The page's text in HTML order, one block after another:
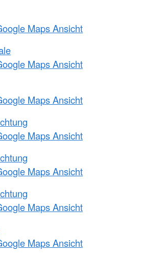
Maps Ansicht
Maps Ansicht
Maps Ansicht
Maps Ansicht
Maps Ansicht
Maps Ansicht
Maps Ansicht